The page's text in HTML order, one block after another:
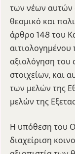
των νέων αυτών
θεσμικό και
άρθρο 148 του
αξιολόγηση του
στοιχείων, και
των μελών της
μελών της
Η υπόθεση του
διαχείριση